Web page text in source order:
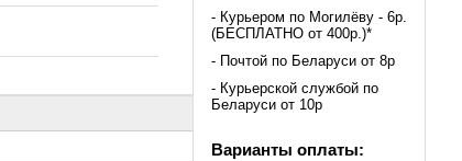
- Курьером по Могилёву - 6р.
(БЕСПЛАТНО от 400р.)*
- Почтой по Беларуси от 8р
- Курьерской службой по
Беларуси от 10р
Варианты оплаты: